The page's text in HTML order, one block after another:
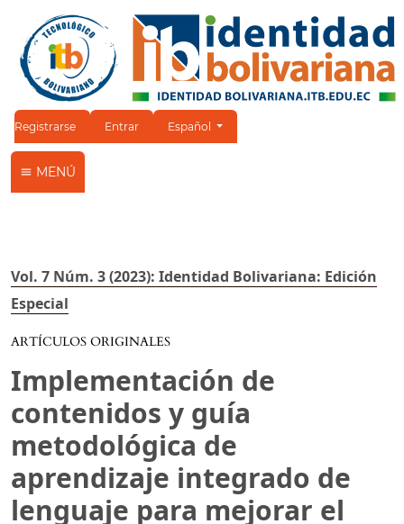
Registrarse Entrar Cambiar el idioma. El idioma actual es:
Español
MENÚ
Vol. 7 Núm. 3 (2023): Identidad Bolivariana: Edición
Especial
ARTÍCULOS ORIGINALES
Implementación de
contenidos y guía
metodológica de
aprendizaje integrado de
lenguaje para mejorar el